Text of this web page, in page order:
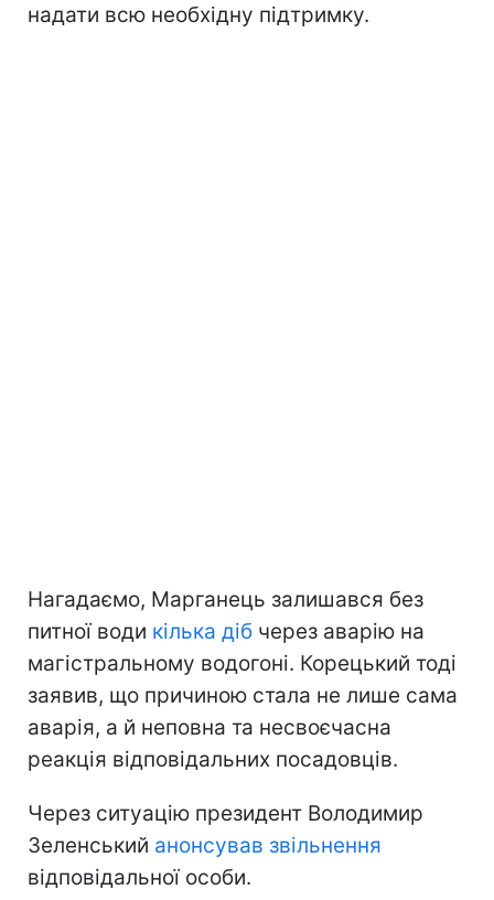
надати всю необхідну підтримку.
Нагадаємо, Марганець залишався без
питної води кілька діб через аварію на
магістральному водогоні. Корецький тоді
заявив, що причиною стала не лише сама
аварія, а й неповна та несвоєчасна
реакція відповідальних посадовців.
Через ситуацію президент Володимир
Зеленський анонсував звільнення
відповідальної особи.